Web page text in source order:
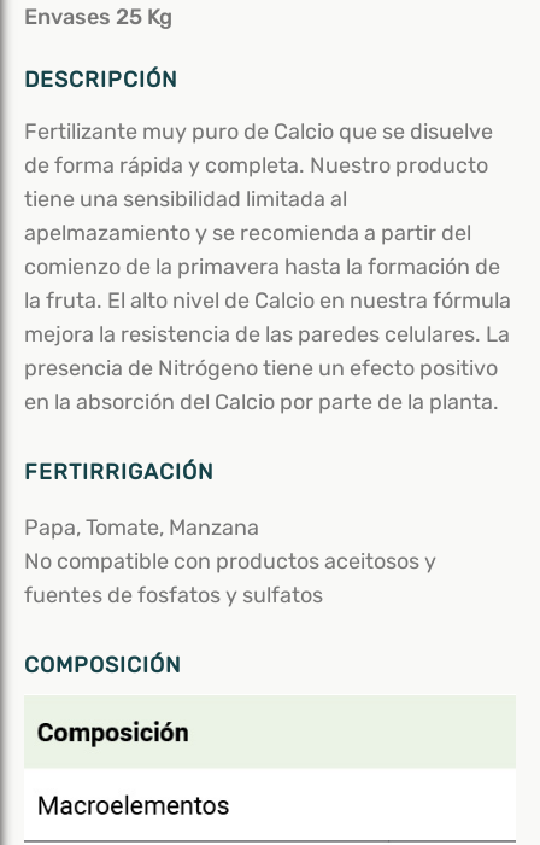
Envases 25 Kg
DESCRIPCIÓN
Fertilizante muy puro de Calcio que se disuelve
de forma rápida y completa. Nuestro producto
tiene una sensibilidad limitada al
apelmazamiento y se recomienda a partir del
comienzo de la primavera hasta la formación de
la fruta. El alto nivel de Calcio en nuestra fórmula
mejora la resistencia de las paredes celulares. La
presencia de Nitrógeno tiene un efecto positivo
en la absorción del Calcio por parte de la planta.
FERTIRRIGACIÓN
Papa, Tomate, Manzana
No compatible con productos aceitosos y
fuentes de fosfatos y sulfatos
COMPOSICIÓN